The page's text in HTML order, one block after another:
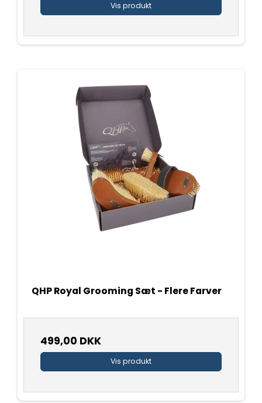
Vis produkt
QHP Royal Grooming Sæt - Flere Farver
499,00 DKK
Vis produkt